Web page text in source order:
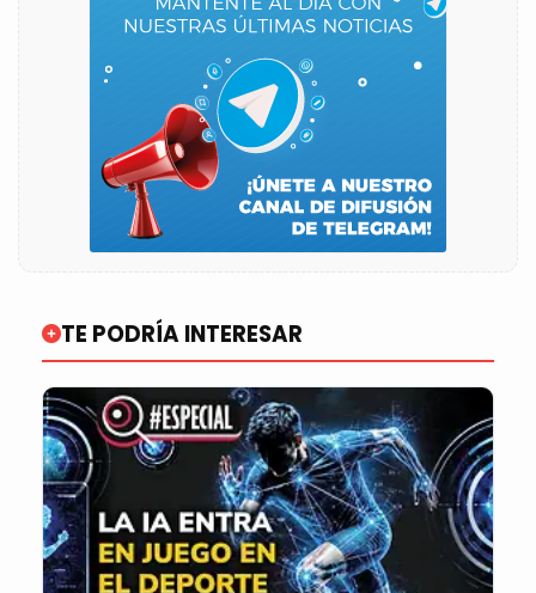
TE PODRÍA INTERESAR